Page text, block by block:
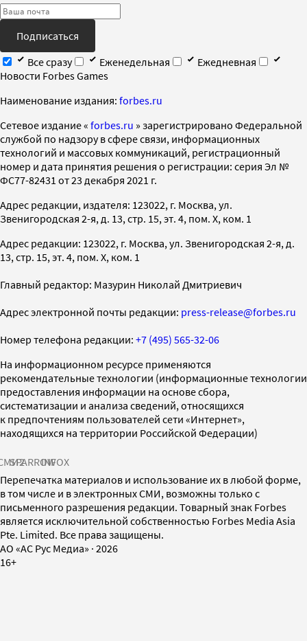
Подписаться
Все сразу
Еженедельная
Ежедневная
Новости Forbes Games
Наименование издания: forbes.ru
Cетевое издание « forbes.ru » зарегистрировано Федеральной
службой по надзору в сфере связи, информационных
технологий и массовых коммуникаций, регистрационный
номер и дата принятия решения о регистрации: серия Эл №
ФС77-82431 от 23 декабря 2021 г.
Адрес редакции, издателя: 123022, г. Москва, ул.
Звенигородская 2-я, д. 13, стр. 15, эт. 4, пом. X, ком. 1
Адрес редакции: 123022, г. Москва, ул. Звенигородская 2-я, д.
13, стр. 15, эт. 4, пом. X, ком. 1
Главный редактор: Мазурин Николай Дмитриевич
Адрес электронной почты редакции: press-release@forbes.ru
Номер телефона редакции: +7 (495) 565-32-06
На информационном ресурсе применяются
рекомендательные технологии (информационные технологии
предоставления информации на основе сбора,
систематизации и анализа сведений, относящихся
к предпочтениям пользователей сети «Интернет»,
находящихся на территории Российской Федерации)
SPARROWINFOX
Перепечатка материалов и использование их в любой форме,
в том числе и в электронных СМИ, возможны только с
письменного разрешения редакции. Товарный знак Forbes
является исключительной собственностью Forbes Media Asia
Pte. Limited. Все права защищены.
AO «АС Рус Медиа» · 2026
16+